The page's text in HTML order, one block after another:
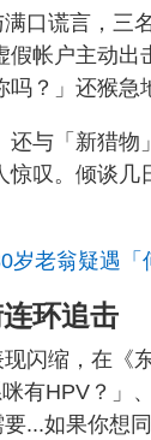
口谎言，三
假帐户主动
？」还猴急
还与「新猎
惊叹。倾谈
岁老翁疑遇
连环追击
闪缩，在《
有HPV？」
...如果你想